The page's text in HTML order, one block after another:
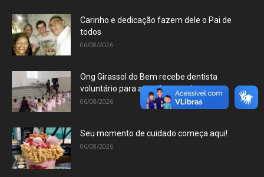
Carinho e dedicação fazem dele o Pai de
todos
06/08/2026
Ong Girassol do Bem recebe dentista
voluntário para atendimento de suas...
06/08/2026
Seu momento de cuidado começa aqui!
06/08/2026